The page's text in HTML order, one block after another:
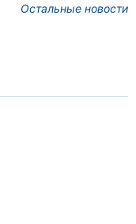
Остальные новости